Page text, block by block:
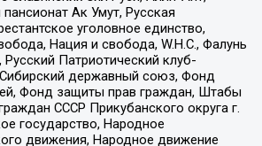
Ак Умут, Русская
уголовное единство,
Нация и свобода, W.H.С., Фалунь
Патриотический клуб-
державный союз, Фонд
Фонд защиты прав граждан, Штабы
СССР Прикубанского округа г.
государство, Народное
движения, Народное движение